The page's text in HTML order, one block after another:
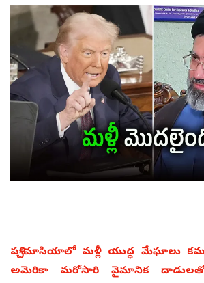
పశ్చిమాసియాలో మళ్లీ యుద్ధ మేఘాలు
అమెరికా మరోసారి వైమానిక దాడులతో